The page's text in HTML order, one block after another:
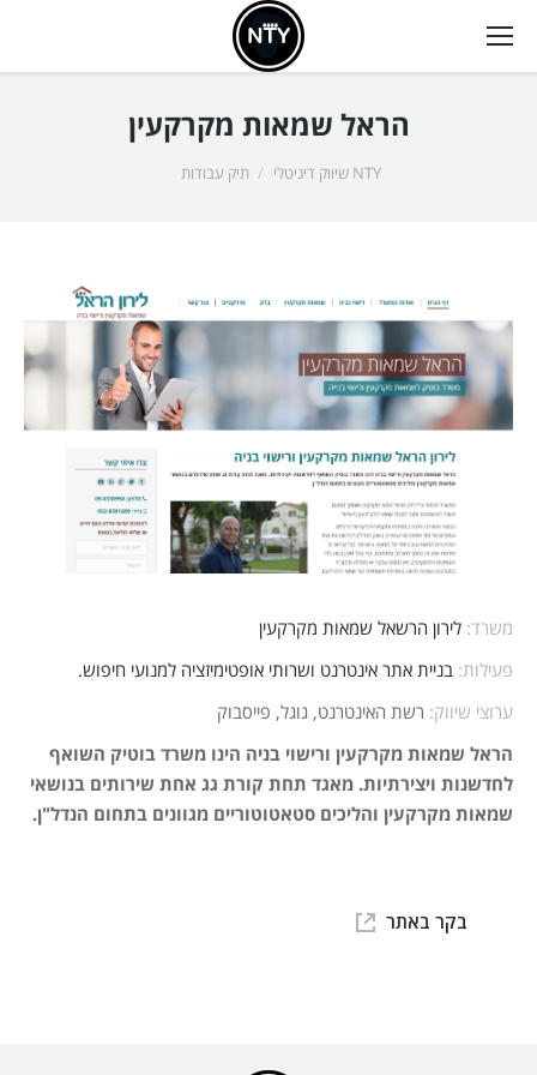
הראל שמאות מקרקעין
NTY שיווק דיגיטלי תיק עבודות
משרד: לירון הרשאל שמאות מקרקעין
פעילות: בניית אתר אינטרנט ושרותי אופטימיזציה למנועי חיפוש.
ערוצי שיווק: רשת האינטרנט, גוגל, פייסבוק
הראל שמאות מקרקעין ורישוי בניה הינו משרד בוטיק השואף
לחדשנות ויצירתיות. מאגד תחת קורת גג אחת שירותים בנושאי
שמאות מקרקעין והליכים סטאטוטוריים מגוונים בתחום הנדל"ן.
בקר באתר